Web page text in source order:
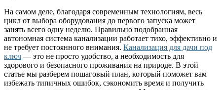
На самом деле, благодаря современным технологиям, весь
цикл от выбора оборудования до первого запуска может
занять всего одну неделю. Правильно подобранная
автономная система канализации работает тихо, эффективно и
не требует постоянного внимания. Канализация для дачи под
ключ — это не просто удобство, а необходимость для
здорового и безопасного проживания на природе. В этой
статье мы разберем пошаговый план, который поможет вам
избежать типичных ошибок, сэкономить время и получить